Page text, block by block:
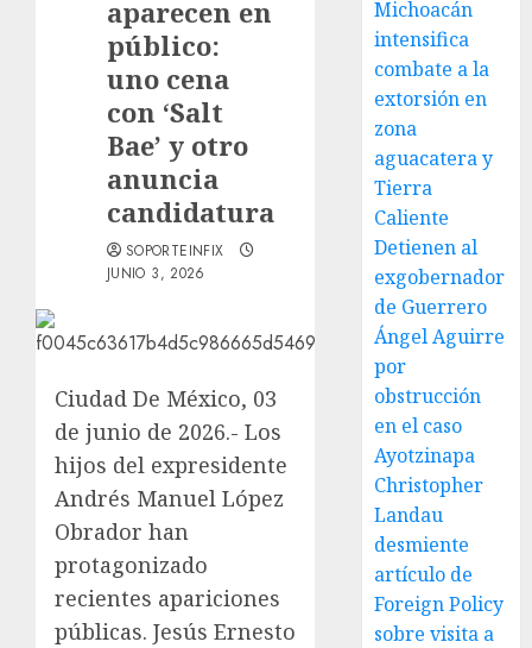
aparecen en
público:
uno cena
con ‘Salt
Bae’ y otro
anuncia
candidatura
SOPORTEINFIX
JUNIO 3, 2026
Ciudad De México, 03
de junio de 2026.- Los
hijos del expresidente
Andrés Manuel López
Obrador han
protagonizado
recientes apariciones
públicas. Jesús Ernesto
Michoacán
intensifica
combate a la
extorsión en
zona
aguacatera y
Tierra
Caliente
Detienen al
exgobernador
de Guerrero
Ángel Aguirre
por
obstrucción
en el caso
Ayotzinapa
Christopher
Landau
desmiente
artículo de
Foreign Policy
sobre visita a